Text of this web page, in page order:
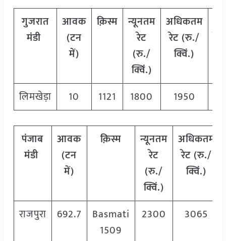
गुजरात
मंडी
आवक
(टन
में)
क़िस्म
न्यूनतम
रेट
(रु./
क्विं.)
अधिकतम
रेट (रु./
क्विं.)
लिमखेड़ा 10 1121 1800 1950
पंजाब
मंडी
आवक
(टन
में)
क़िस्म
न्यूनतम
रेट
(रु./
क्विं.)
अधिकतम
रेट (रु./
क्विं.)
राजपुरा 692.7
Basmati
1509
2300 3065